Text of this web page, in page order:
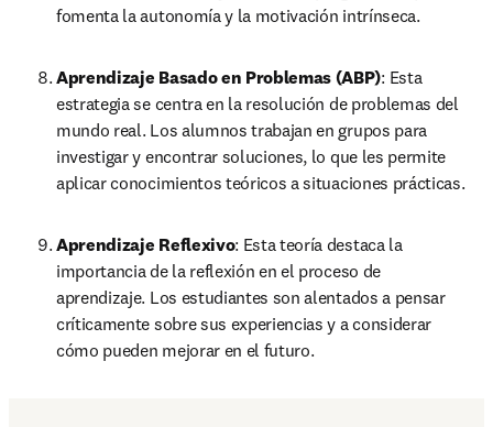
fomenta la autonomía y la motivación intrínseca.
Aprendizaje Basado en Problemas (ABP): Esta
estrategia se centra en la resolución de problemas del
mundo real. Los alumnos trabajan en grupos para
investigar y encontrar soluciones, lo que les permite
aplicar conocimientos teóricos a situaciones prácticas.
Aprendizaje Reflexivo: Esta teoría destaca la
importancia de la reflexión en el proceso de
aprendizaje. Los estudiantes son alentados a pensar
críticamente sobre sus experiencias y a considerar
cómo pueden mejorar en el futuro.